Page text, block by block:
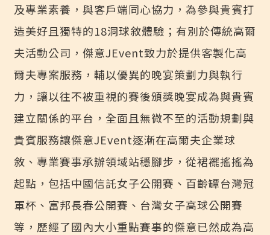
及專業素養，與客戶端同心協力，為參與貴賓打
造美好且獨特的18洞球敘體驗；有別於傳統高爾
夫活動公司，傑意JEvent致力於提供客製化高
爾夫專案服務，輔以優異的晚宴策劃力與執行
力，讓以往不被重視的賽後頒獎晚宴成為與貴賓
建立關係的平台，全面且無微不至的活動規劃與
貴賓服務讓傑意JEvent逐漸在高爾夫企業球
敘、專業賽事承辦領域站穩腳步，從裙襬搖搖為
起點，包括中國信託女子公開賽、百齡罈台灣冠
軍杯、富邦長春公開賽、台灣女子高球公開賽
等，歷經了國內大小重點賽事的傑意已然成為高